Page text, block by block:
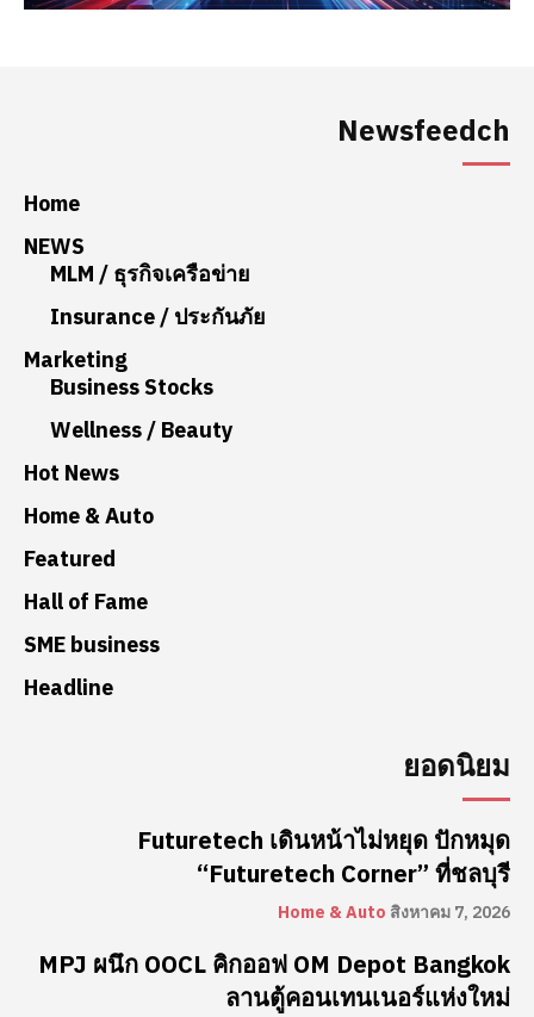
Newsfeedch
Home
NEWS
MLM / ธุรกิจเครือข่าย
Insurance / ประกันภัย
Marketing
Business Stocks
Wellness / Beauty
Hot News
Home & Auto
Featured
Hall of Fame
SME business
Headline
ยอดนิยม
Futuretech เดินหน้าไม่หยุด ปักหมุด
“Futuretech Corner” ที่ชลบุรี
Home & Auto สิงหาคม 7, 2026
MPJ ผนึก OOCL คิกออฟ OM Depot Bangkok
ลานตู้คอนเทนเนอร์แห่งใหม่